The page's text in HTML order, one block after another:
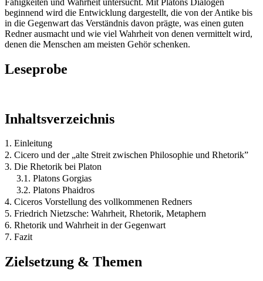
beginnend wird die Entwicklung dargestellt, die von der Antike bis
in die Gegenwart das Verständnis davon prägte, was einen guten
Redner ausmacht und wie viel Wahrheit von denen vermittelt wird,
denen die Menschen am meisten Gehör schenken.
Leseprobe
Inhaltsverzeichnis
1. Einleitung
2. Cicero und der „alte Streit zwischen Philosophie und Rhetorik”
3. Die Rhetorik bei Platon
3.1. Platons Gorgias
3.2. Platons Phaidros
4. Ciceros Vorstellung des vollkommenen Redners
5. Friedrich Nietzsche: Wahrheit, Rhetorik, Metaphern
6. Rhetorik und Wahrheit in der Gegenwart
7. Fazit
Zielsetzung & Themen